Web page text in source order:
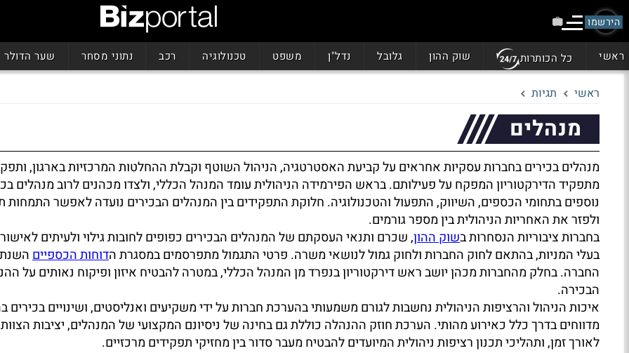
הירשמו
ראשי כל הכותרות שוק ההון גלובל נדל"ן משפט טכנולוגיה רכב נתוני מסחר שער הדולר
ראשי תגיות
מנהלים
מנהלים בכירים בחברות עסקיות אחראים על קביעת האסטרטגיה, הניהול השוטף וקבלת ההחלטות המרכזיות בארגון,
מתפקיד הדירקטוריון המפקח על פעילותם. בראש הפירמידה הניהולית עומד המנהל הכללי, ולצדו מכהנים לרוב מנהלים
נוספים בתחומי הכספים, השיווק, התפעול והטכנולוגיה. חלוקת התפקידים בין המנהלים הבכירים נועדה לאפשר התמחות
ולפזר את האחריות הניהולית בין מספר גורמים.
בחברות ציבוריות הנסחרות בשוק ההון, שכרם ותנאי העסקתם של המנהלים הבכירים כפופים לחובות גילוי ולעיתים
בעלי המניות, בהתאם לחוק החברות ולחוק גמול לנושאי משרה. פרטי התגמול מתפרסמים במסגרת הדוחות הכספיים
החברה. בחלק מהחברות מכהן יושב ראש דירקטוריון בנפרד מן המנהל הכללי, במטרה להבטיח איזון ופיקוח נאותים על
הבכירה.
איכות הניהול והרציפות הניהולית נחשבות לגורם משמעותי בהערכת חברות על ידי משקיעים ואנליסטים, ושינויים בכירים
מדווחים בדרך כלל כאירוע מהותי. הערכת חוזק ההנהלה כוללת גם בחינה של ניסיונם המקצועי של המנהלים, יציבות
לאורך זמן, ותהליכי תכנון רציפות ניהולית המיועדים להבטיח מעבר סדור בין מחזיקי תפקידים מרכזיים.